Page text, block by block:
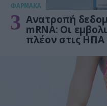
ΦΑΡΜΑΚΑ
3 Ανατροπή
mRNA: Οι
πλέον στις ΗΠΑ